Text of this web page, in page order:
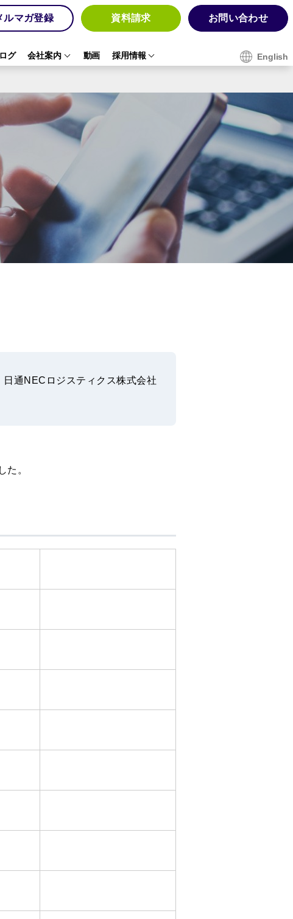
ルマガ登録 資料請求 お問い合わせ
English
グ 会社案内 動画 採用情報
日通NECロジスティクス株式会社
た。